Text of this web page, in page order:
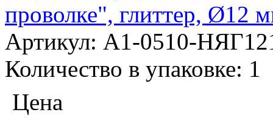
проволке", глиттер, Ø12
Артикул: А1-0510-
Количество в упаковке: 1
Цена